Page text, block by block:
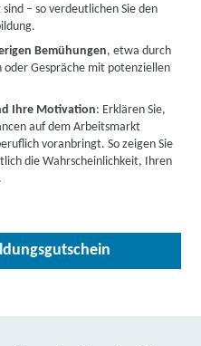
GmbH |
Trier
80, 54295 Trier Partner
Fortbildungs
– so verdeutlichen Sie den
Bemühungen, etwa durch
oder Gespräche mit potenziellen
Ihre Motivation: Erklären Sie,
auf dem Arbeitsmarkt
voranbringt. So zeigen Sie
die Wahrscheinlichkeit, Ihren